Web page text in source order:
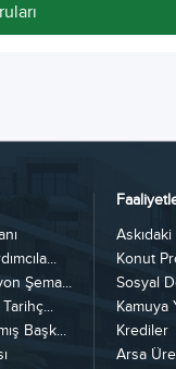
Şema...
Başk...
Askıdaki
Konut
Sosyal
Kamuya
Krediler
Arsa